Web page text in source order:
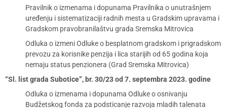
Pravilnik o izmenama i dopunama Pravilnika o unutrašnjem
uređenju i sistematizaciji radnih mesta u Gradskim upravama i
Gradskom pravobranilaštvu grada Sremska Mitrovica
Odluka o izmeni Odluke o besplatnom gradskom i prigradskom
prevozu za korisnike penzija i lica starijih od 65 godina koja
nemaju status penzionera (Grad Sremska Mitrovica)
“Sl. list grada Subotice”, br. 30/23 od 7. septembra 2023. godine
Odluka o izmenama i dopunama Odluke o osnivanju
Budžetskog fonda za podsticanje razvoja mladih talenata